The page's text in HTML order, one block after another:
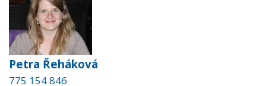
Petra Řeháková
775 154 846